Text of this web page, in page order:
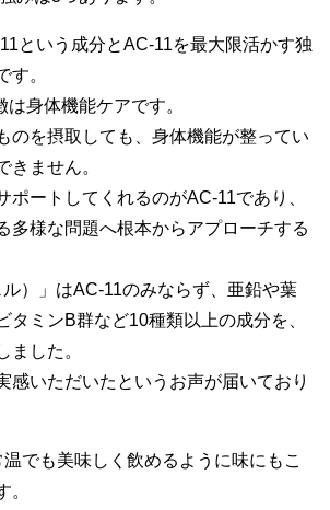
という成分とAC-11を最大限活かす独
す。
身体機能ケアです。
のを摂取しても、身体機能が整ってい
きません。
ポートしてくれるのがAC-11であり、
多様な問題へ根本からアプローチする
ル）」はAC-11のみならず、亜鉛や葉
タミンB群など10種類以上の成分を、
ました。
感いただいたというお声が届いており
でも美味しく飲めるように味にもこ
。